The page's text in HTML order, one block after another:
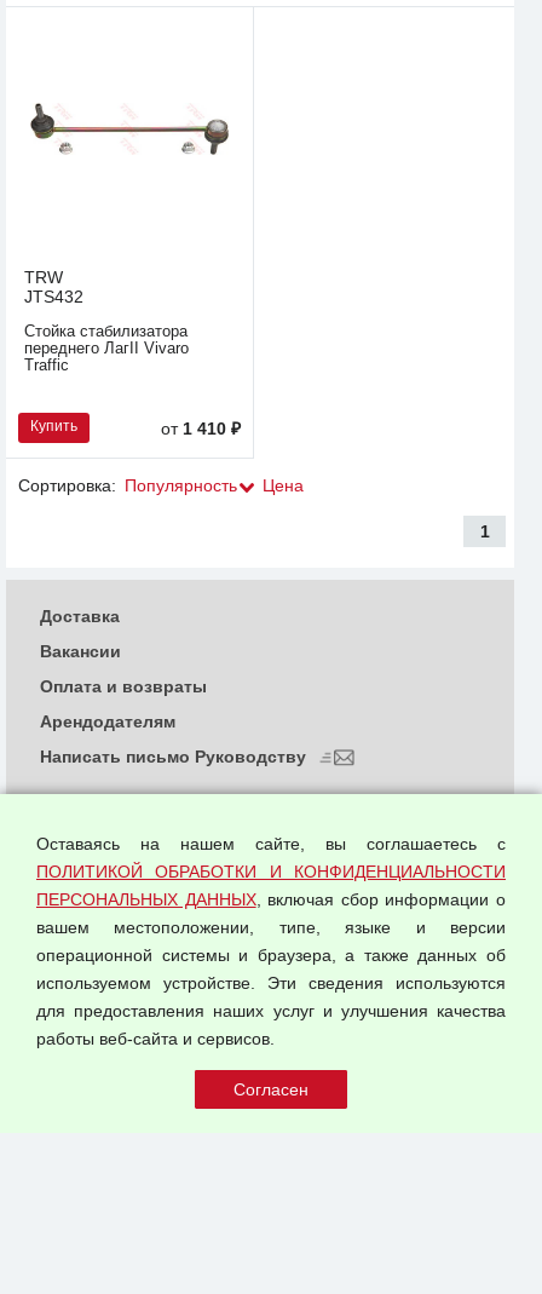
TRW
JTS432
Стойка стабилизатора
переднего ЛагII Vivaro
Traffic
Купить от1 410 ₽
Сортировка: Популярность Цена
1
© 2026 ООО "Феникс"
Политика обработки и конфиденциальности
персональных данных
Согласием на обработку персональных данных
Оферта оптовой купли-продажи
Публичная оферта
Доставка
Вакансии
Оплата и возвраты
Арендодателям
Написать письмо Руководству
Оставаясь на нашем сайте, вы соглашаетесь с
ПОЛИТИКОЙ ОБРАБОТКИ И КОНФИДЕНЦИАЛЬНОСТИ
ПЕРСОНАЛЬНЫХ ДАННЫХ, включая сбор информации о
вашем местоположении, типе, языке и версии
операционной системы и браузера, а также данных об
используемом устройстве. Эти сведения используются
для предоставления наших услуг и улучшения качества
работы веб-сайта и сервисов.